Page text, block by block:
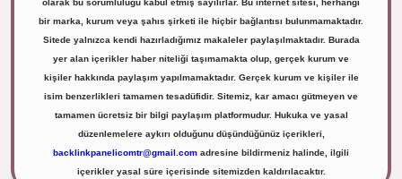
olarak bu sorumluluğu kabul etmiş sayılırlar. Bu internet sitesi, herhangi
bir marka, kurum veya şahıs şirketi ile hiçbir bağlantısı bulunmamaktadır.
Sitede yalnızca kendi hazırladığımız makaleler paylaşılmaktadır. Burada
yer alan içerikler haber niteliği taşımamakta olup, gerçek kurum ve
kişiler hakkında paylaşım yapılmamaktadır. Gerçek kurum ve kişiler ile
isim benzerlikleri tamamen tesadüfidir. Sitemiz, kar amacı gütmeyen ve
tamamen ücretsiz bir bilgi paylaşım platformudur. Hukuka ve yasal
düzenlemelere aykırı olduğunu düşündüğünüz içerikleri,
backlinkpanelicomtr@gmail.com adresine bildirmeniz halinde, ilgili
içerikler yasal süre içerisinde sitemizden kaldırılacaktır.